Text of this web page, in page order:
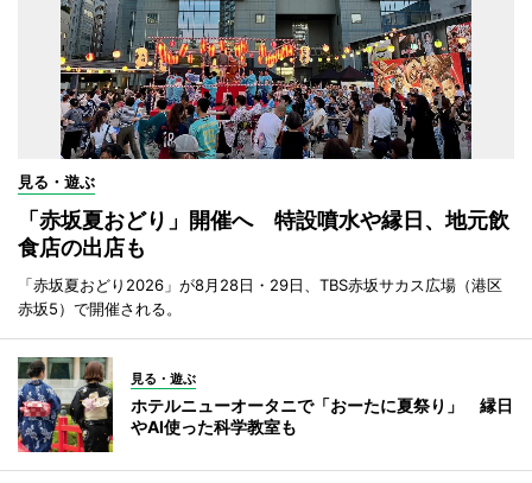
見る・遊ぶ
「赤坂夏おどり」開催へ 特設噴水や縁日、地元飲
食店の出店も
「赤坂夏おどり2026」が8月28日・29日、TBS赤坂サカス広場（港区
赤坂5）で開催される。
見る・遊ぶ
ホテルニューオータニで「おーたに夏祭り」 縁日
やAI使った科学教室も